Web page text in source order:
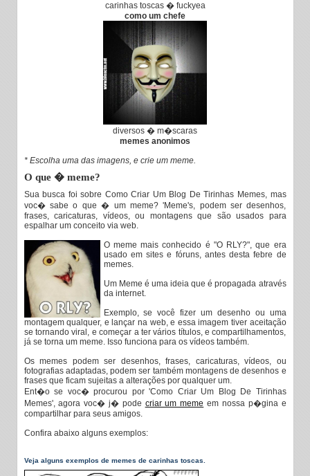
carinhas toscas � fuckyea
como um chefe
diversos � m�scaras
memes anonimos
* Escolha uma das imagens, e crie um meme.
O que � meme?
Sua busca foi sobre Como Criar Um Blog De Tirinhas Memes, mas
voc� sabe o que � um meme? 'Meme's, podem ser desenhos,
frases, caricaturas, vídeos, ou montagens que são usados para
espalhar um conceito via web.
O meme mais conhecido é "O RLY?", que era
usado em sites e fóruns, antes desta febre de
memes.
Um Meme é uma ideia que é propagada através
da internet.
Exemplo, se você fizer um desenho ou uma
montagem qualquer, e lançar na web, e essa imagem tiver aceitação
se tornando viral, e começar a ter vários títulos, e compartilhamentos,
já se torna um meme. Isso funciona para os vídeos também.
Os memes podem ser desenhos, frases, caricaturas, vídeos, ou
fotografias adaptadas, podem ser também montagens de desenhos e
frases que ficam sujeitas a alterações por qualquer um.
Ent�o se voc� procurou por 'Como Criar Um Blog De Tirinhas
Memes', agora voc� j� pode criar um meme em nossa p�gina e
compartilhar para seus amigos.
Confira abaixo alguns exemplos:
Veja alguns exemplos de memes de carinhas toscas.